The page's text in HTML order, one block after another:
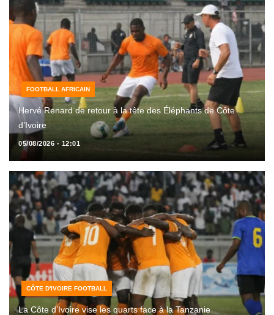
FOOTBALL AFRICAIN
Hervé Renard de retour à la tête des Éléphants de Côte
d’Ivoire
05/08/2026 - 12:01
CÔTE D'IVOIRE FOOTBALL
La Côte d’Ivoire vise les quarts face à la Tanzanie